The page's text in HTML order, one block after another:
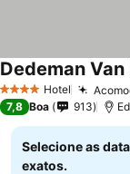
4 EstrelasHotel
Dedeman
7,8 Boa 913
Selecione as
exatos.